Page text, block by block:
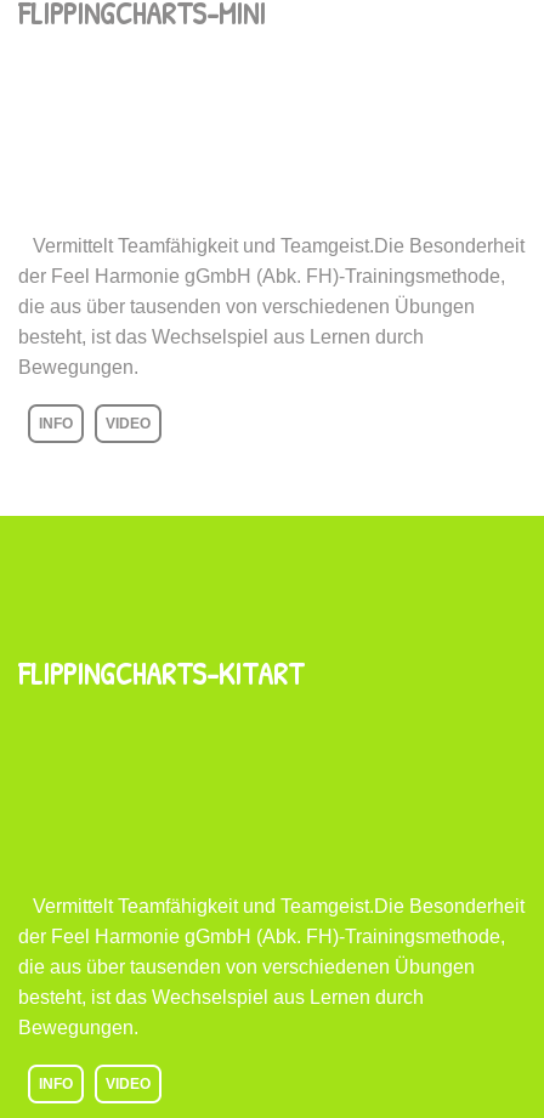
FLIPPINGCHARTS-MINI
Vermittelt Teamfähigkeit und Teamgeist.Die Besonderheit
der Feel Harmonie gGmbH (Abk. FH)-Trainingsmethode,
die aus über tausenden von verschiedenen Übungen
besteht, ist das Wechselspiel aus Lernen durch
Bewegungen.
INFO VIDEO
FLIPPINGCHARTS-KITART
Vermittelt Teamfähigkeit und Teamgeist.Die Besonderheit
der Feel Harmonie gGmbH (Abk. FH)-Trainingsmethode,
die aus über tausenden von verschiedenen Übungen
besteht, ist das Wechselspiel aus Lernen durch
Bewegungen.
INFO VIDEO